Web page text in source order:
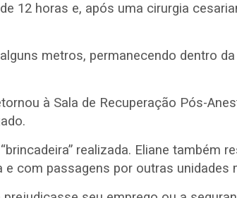
12 horas e, após uma cirurgia
metros, permanecendo dentro
à Sala de Recuperação Pós-
realizada. Eliane também
com passagens por outras unidades